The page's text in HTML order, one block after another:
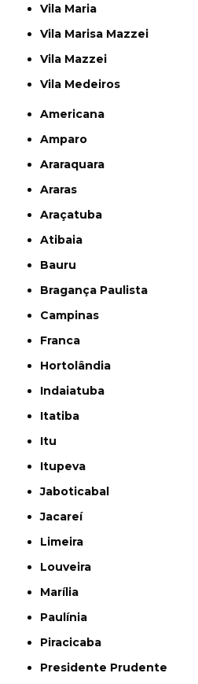
Vila Maria
Vila Marisa Mazzei
Vila Mazzei
Vila Medeiros
Americana
Amparo
Araraquara
Araras
Araçatuba
Atibaia
Bauru
Bragança Paulista
Campinas
Franca
Hortolândia
Indaiatuba
Itatiba
Itu
Itupeva
Jaboticabal
Jacareí
Limeira
Louveira
Marília
Paulínia
Piracicaba
Presidente Prudente